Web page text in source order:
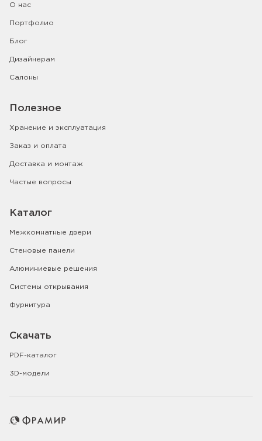
О нас
Портфолио
Блог
Дизайнерам
Салоны
Полезное
Хранение и эксплуатация
Заказ и оплата
Доставка и монтаж
Частые вопросы
Каталог
Межкомнатные двери
Стеновые панели
Алюминиевые решения
Системы открывания
Фурнитура
Скачать
PDF-каталог
3D-модели